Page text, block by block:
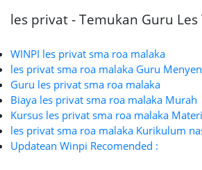
les privat - Temukan Guru
WINPI les privat sma roa malaka
les privat sma roa malaka Guru
Guru les privat sma roa malaka
Biaya les privat sma roa malaka Murah
Kursus les privat sma roa malaka
les privat sma roa malaka Kurikulum
Updatean Winpi Recomended :